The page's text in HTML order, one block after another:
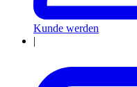
Kunde werden
|